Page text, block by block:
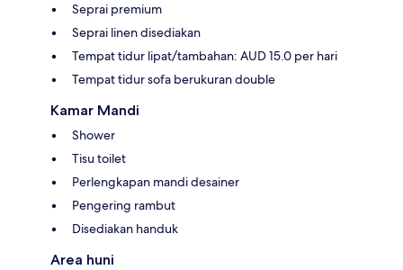
Seprai premium
Seprai linen disediakan
Tempat tidur lipat/tambahan: AUD 15.0 per hari
Tempat tidur sofa berukuran double
Kamar Mandi
Shower
Tisu toilet
Perlengkapan mandi desainer
Pengering rambut
Disediakan handuk
Area huni